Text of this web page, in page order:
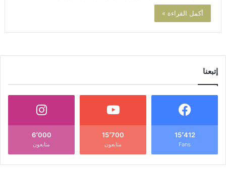
أكمل القراءة »
إتبعنا
15٬412
Fans
15٬700
متابعون
6٬000
متابعون